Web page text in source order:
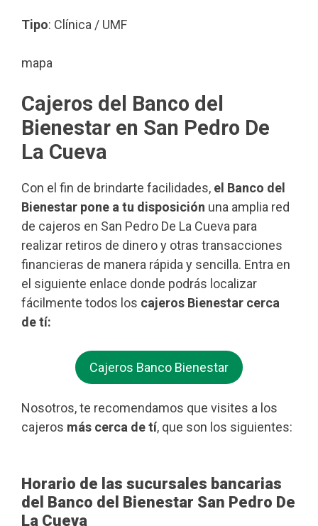
Tipo: Clínica / UMF
mapa
Cajeros del Banco del
Bienestar en San Pedro De
La Cueva
Con el fin de brindarte facilidades, el Banco del
Bienestar pone a tu disposición una amplia red
de cajeros en San Pedro De La Cueva para
realizar retiros de dinero y otras transacciones
financieras de manera rápida y sencilla. Entra en
el siguiente enlace donde podrás localizar
fácilmente todos los cajeros Bienestar cerca
de tí:
Cajeros Banco Bienestar
Nosotros, te recomendamos que visites a los
cajeros más cerca de tí, que son los siguientes:
Horario de las sucursales bancarias
del Banco del Bienestar San Pedro De
La Cueva